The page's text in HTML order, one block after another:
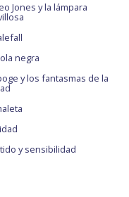
Jones y la lámpara
negra
y los fantasmas de la
y sensibilidad